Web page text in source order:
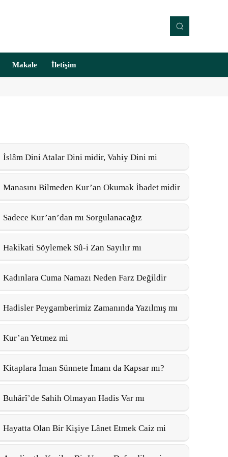
Makale İletişim
İslâm Dini Atalar Dini midir, Vahiy Dini mi
Manasını Bilmeden Kur’an Okumak İbadet midir
Sadece Kur’an’dan mı Sorgulanacağız
Hakikati Söylemek Sû-i Zan Sayılır mı
Kadınlara Cuma Namazı Neden Farz Değildir
Hadisler Peygamberimiz Zamanında Yazılmış mı
Kur’an Yetmez mi
Kitaplara İman Sünnete İmanı da Kapsar mı?
Buhârî’de Sahih Olmayan Hadis Var mı
Hayatta Olan Bir Kişiye Lânet Etmek Caiz mi